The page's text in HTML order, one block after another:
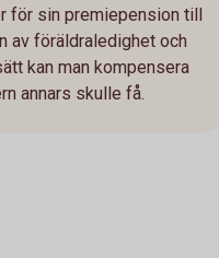
för sin premiepension till
av föräldraledighet och
kan man kompensera
annars skulle få.